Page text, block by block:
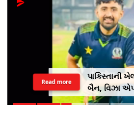
પાકિસ્તાની
બૈન, વિઝા
આપી ખોટી
Read more